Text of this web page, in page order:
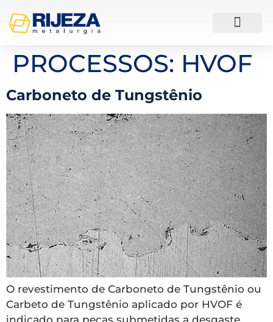
PROCESSOS: HVOF
Carboneto de Tungstênio
O revestimento de Carboneto de Tungstênio ou
Carbeto de Tungstênio aplicado por HVOF é
indicado para peças submetidas a desgaste